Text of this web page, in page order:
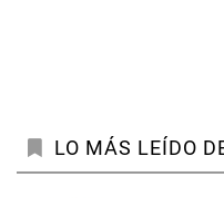
LO MÁS LEÍDO